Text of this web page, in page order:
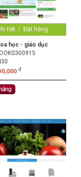
tiết Đặt hàng
học - giáo dục
đ